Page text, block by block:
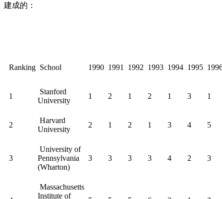
建成的：
Ranking School 1990 1991 1992 1993 1994 1995
1
Stanford
University
1 2 1 2 1 3 1
2
Harvard
University
2 1 2 1 3 4 5
3
University of
Pennsylvania
(Wharton)
3 3 3 3 4 2 3
Massachusetts
Institute of